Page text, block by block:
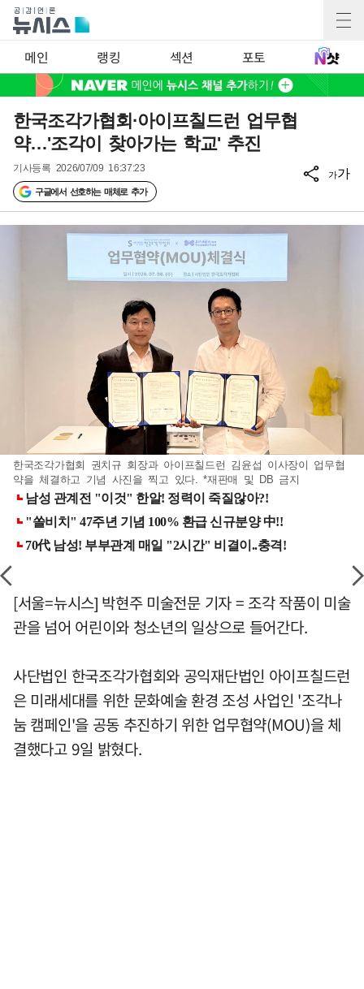
메인 랭킹 섹션 포토
한국조각가협회·아이프칠드런 업무협
약…'조각이 찾아가는 학교' 추진
기사등록 2026/07/09 16:37:23
구글에서 선호하는 매체로 추가
가가
한국조각가협회 권치규 회장과 아이프칠드런 김윤섭 이사장이 업무협
약을 체결하고 기념 사진을 찍고 있다. *재판매 및 DB 금지
[서울=뉴시스] 박현주 미술전문 기자 = 조각 작품이 미술
관을 넘어 어린이와 청소년의 일상으로 들어간다.
사단법인 한국조각가협회와 공익재단법인 아이프칠드런
은 미래세대를 위한 문화예술 환경 조성 사업인 '조각나
눔 캠페인'을 공동 추진하기 위한 업무협약(MOU)을 체
결했다고 9일 밝혔다.